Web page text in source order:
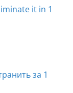
it in 1
за 1